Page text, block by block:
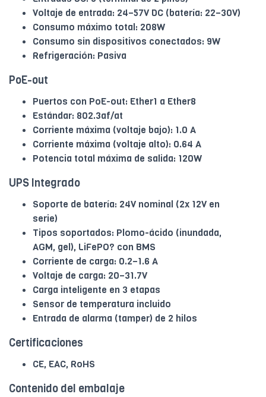
Voltaje de entrada: 24–57V DC (batería: 22–30V)
Consumo máximo total: 208W
Consumo sin dispositivos conectados: 9W
Refrigeración: Pasiva
PoE-out
Puertos con PoE-out: Ether1 a Ether8
Estándar: 802.3af/at
Corriente máxima (voltaje bajo): 1.0 A
Corriente máxima (voltaje alto): 0.64 A
Potencia total máxima de salida: 120W
UPS Integrado
Soporte de batería: 24V nominal (2x 12V en
serie)
Tipos soportados: Plomo-ácido (inundada,
AGM, gel), LiFePO? con BMS
Corriente de carga: 0.2–1.6 A
Voltaje de carga: 20–31.7V
Carga inteligente en 3 etapas
Sensor de temperatura incluido
Entrada de alarma (tamper) de 2 hilos
Certificaciones
CE, EAC, RoHS
Contenido del embalaje